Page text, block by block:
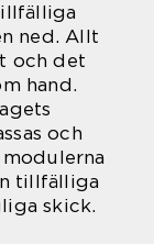
ned. Allt
och det
hand.
och
tillfälliga
skick.